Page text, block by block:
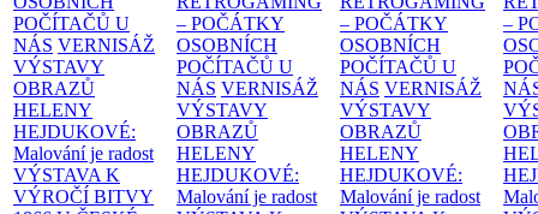
POČÍTAČŮ U
NÁS VERNISÁŽ
VÝSTAVY
OBRAZŮ
HELENY
HEJDUKOVÉ:
Malování je radost
VÝSTAVA K
VÝROČÍ BITVY
– POČÁTKY
OSOBNÍCH
POČÍTAČŮ U
NÁS VERNISÁŽ
VÝSTAVY
OBRAZŮ
HELENY
HEJDUKOVÉ:
Malování je radost
– POČÁTKY
OSOBNÍCH
POČÍTAČŮ U
NÁS VERNISÁŽ
VÝSTAVY
OBRAZŮ
HELENY
HEJDUKOVÉ:
Malování je radost
–